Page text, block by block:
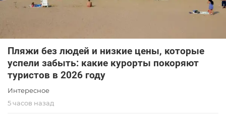
Пляжи без людей и низкие цены, которые
успели забыть: какие курорты покоряют
туристов в 2026 году
Интересное
5 часов назад